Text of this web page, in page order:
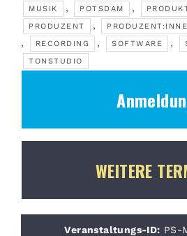
MUSIK , POTSDAM ,
PRODUZENT ,
, RECORDING , SOFTWARE ,
TONSTUDIO
WEITERE
Veranstaltungs-ID: PS-